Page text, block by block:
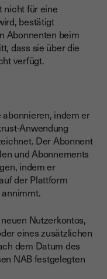
nicht für eine
bestätigt
Abonnenten beim
dass sie über die
verfügt.
indem er
Anwendung
Der Abonnent
und Abonnements
indem er
der Plattform
Nutzerkontos,
eines zusätzlichen
dem Datum des
NAB festgelegten